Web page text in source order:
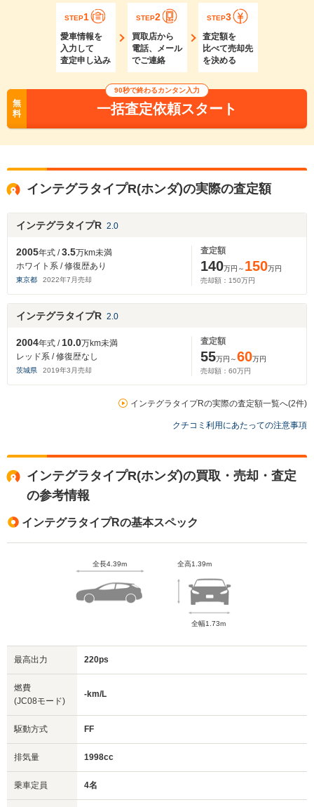
STEP1
愛車情報を
入力して
査定申し込み
STEP2
買取店から
電話、メール
でご連絡
STEP3
査定額を
比べて売却先
を決める
無
料
90秒で終わるカンタン入力
一括査定依頼スタート
インテグラタイプR(ホンダ)の実際の査定額
インテグラタイプR 2.0
2005年式 /3.5万km未満
ホワイト系 / 修復歴あり
東京都 2022年7 月売却
査定額
140万円～ 150万円
売却額： 150万円
インテグラタイプR 2.0
2004年式 /10.0万km未満
レッド系 / 修復歴なし
茨城県 2019年3 月売却
査定額
55万円～60万円
売却額： 60万円
インテグラタイプRの実際の査定額一覧へ(2件)
クチコミ利用にあたっての注意事項
インテグラタイプR(ホンダ)の買取・売却・査定
の参考情報
インテグラタイプRの基本スペック
全長4.39m 全高1.39m
全幅1.73m
最高出力 220ps
燃費
(JC08モード)
-km/L
駆動方式 FF
排気量 1998cc
乗車定員 4名